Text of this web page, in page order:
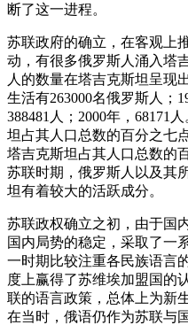
断了这一进程。
苏联政府的确立，在客观上
动，有很多俄罗斯人涌入塔
人的数量在塔吉克斯坦呈现
生活有263000名俄罗斯人；
388481人；2000年，68171
坦占其人口总数的百分之七
塔吉克斯坦占其人口总数的
苏联时期，俄罗斯人以及其
坦有着较大的活跃成分。
苏联政权确立之初，由于国
国内局势的稳定，采取了一
一时期比较注重各民族语言
度上赢得了苏维埃加盟国的
联的语言政策，总体上为新
在当时，俄语仍作为苏联与